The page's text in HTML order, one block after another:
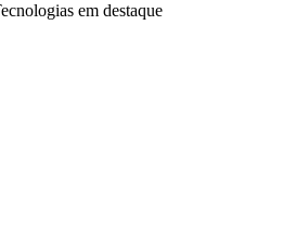
em destaque